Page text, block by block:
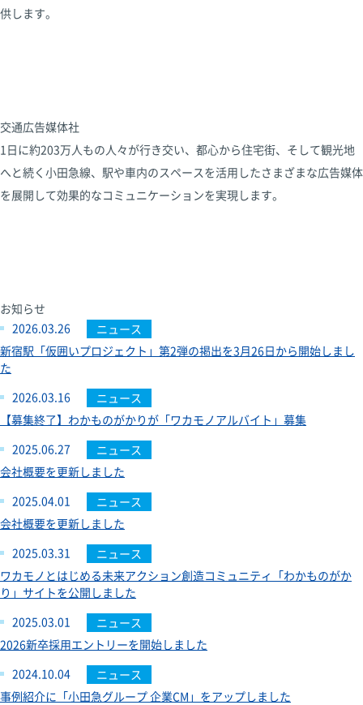
供します。
交通広告媒体社
1日に約203万人もの人々が行き交い、都心から住宅街、そして観光地
へと続く小田急線、駅や車内のスペースを活用したさまざまな広告媒体
を展開して効果的なコミュニケーションを実現します。
お知らせ
2026.03.26
ニュース
新宿駅「仮囲いプロジェクト」第2弾の掲出を3月26日から開始しまし
た
2026.03.16
ニュース
【募集終了】わかものがかりが「ワカモノアルバイト」募集
2025.06.27
ニュース
会社概要を更新しました
2025.04.01
ニュース
会社概要を更新しました
2025.03.31
ニュース
ワカモノとはじめる未来アクション創造コミュニティ「わかものがか
り」サイトを公開しました
2025.03.01
ニュース
2026新卒採用エントリーを開始しました
2024.10.04
ニュース
事例紹介に「小田急グループ 企業CM」をアップしました